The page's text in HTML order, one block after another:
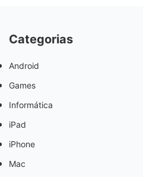
Categorias
Android
Games
Informática
iPad
iPhone
Mac